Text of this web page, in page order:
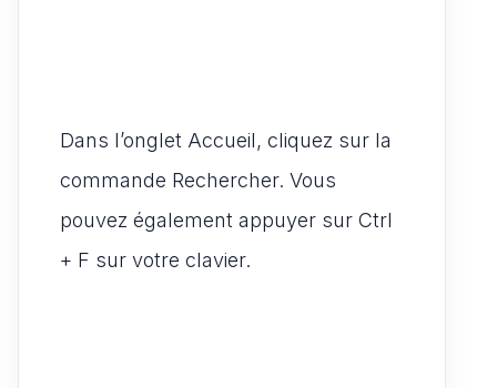
Dans l’onglet Accueil, cliquez sur la
commande Rechercher. Vous
pouvez également appuyer sur Ctrl
+ F sur votre clavier.